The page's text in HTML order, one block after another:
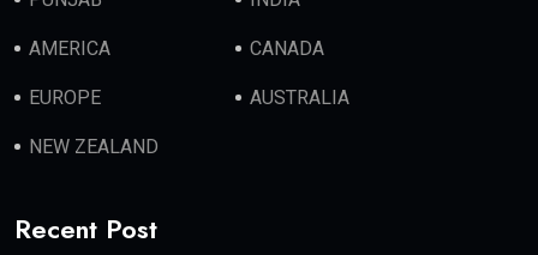
AMERICA CANADA
EUROPE AUSTRALIA
NEW ZEALAND
Recent Post